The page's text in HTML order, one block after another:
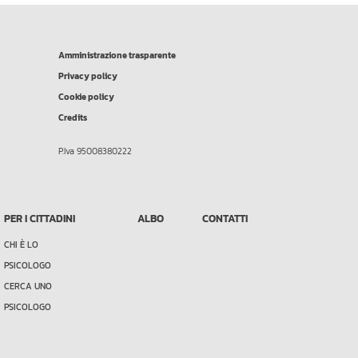
Amministrazione trasparente
Privacy policy
Cookie policy
Credits
P.Iva 95008380222
PER I CITTADINI
CHI È LO
PSICOLOGO
CERCA UNO
PSICOLOGO
ALBO CONTATTI